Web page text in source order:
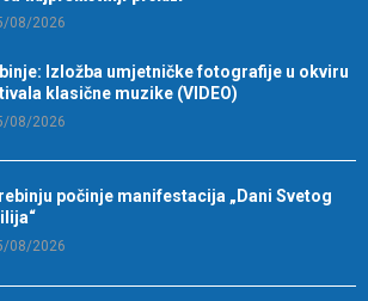
08/2026
Izložba umjetničke fotografije u okviru
klasične muzike (VIDEO)
08/2026
počinje manifestacija „Dani Svetog
08/2026